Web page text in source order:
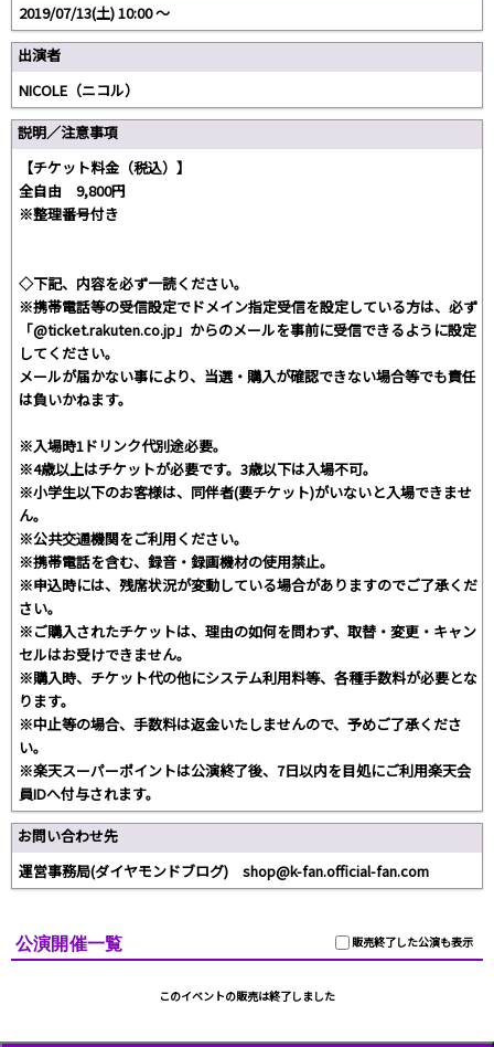
2019/07/13(土) 10:00 〜
出演者
NICOLE（ニコル）
説明／注意事項
【チケット料金（税込）】
全自由 9,800円
※整理番号付き
◇下記、内容を必ず一読ください。
※携帯電話等の受信設定でドメイン指定受信を設定している方は、必ず
「@ticket.rakuten.co.jp」からのメールを事前に受信できるように設定
してください。
メールが届かない事により、当選・購入が確認できない場合等でも責任
は負いかねます。
※入場時1ドリンク代別途必要。
※4歳以上はチケットが必要です。3歳以下は入場不可。
※小学生以下のお客様は、同伴者(要チケット)がいないと入場できませ
ん。
※公共交通機関をご利用ください。
※携帯電話を含む、録音・録画機材の使用禁止。
※申込時には、残席状況が変動している場合がありますのでご了承くだ
さい。
※ご購入されたチケットは、理由の如何を問わず、取替・変更・キャン
セルはお受けできません。
※購入時、チケット代の他にシステム利用料等、各種手数料が必要とな
ります。
※中止等の場合、手数料は返金いたしませんので、予めご了承くださ
い。
※楽天スーパーポイントは公演終了後、7日以内を目処にご利用楽天会
員IDへ付与されます。
お問い合わせ先
運営事務局(ダイヤモンドブログ) shop@k-fan.official-fan.com
販売終了した公演も表示
公演開催一覧
このイベントの販売は終了しました